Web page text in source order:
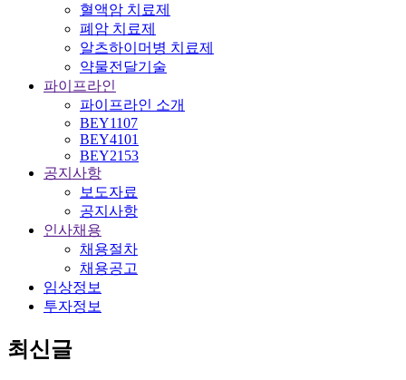
혈액암 치료제
폐암 치료제
알츠하이머병 치료제
약물전달기술
파이프라인
파이프라인 소개
BEY1107
BEY4101
BEY2153
공지사항
보도자료
공지사항
인사채용
채용절차
채용공고
임상정보
투자정보
최신글